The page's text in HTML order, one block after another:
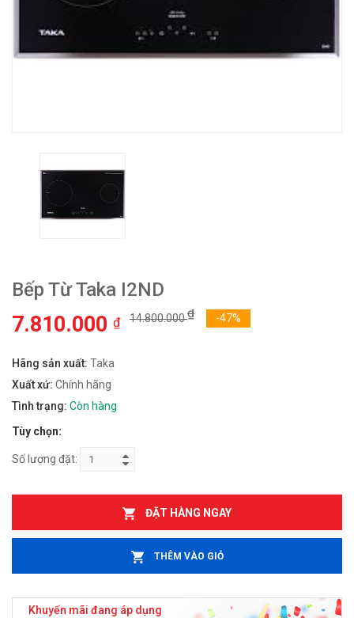
Bếp Từ Taka I2ND
7.810.000 ₫ 14.800.000₫ -47%
Hãng sản xuất: Taka
Xuất xứ: Chính hãng
Tình trạng: Còn hàng
Tùy chọn:
Số lượng đặt:
ĐẶT HÀNG NGAY
THÊM VÀO GIỎ
Khuyến mãi đang áp dụng